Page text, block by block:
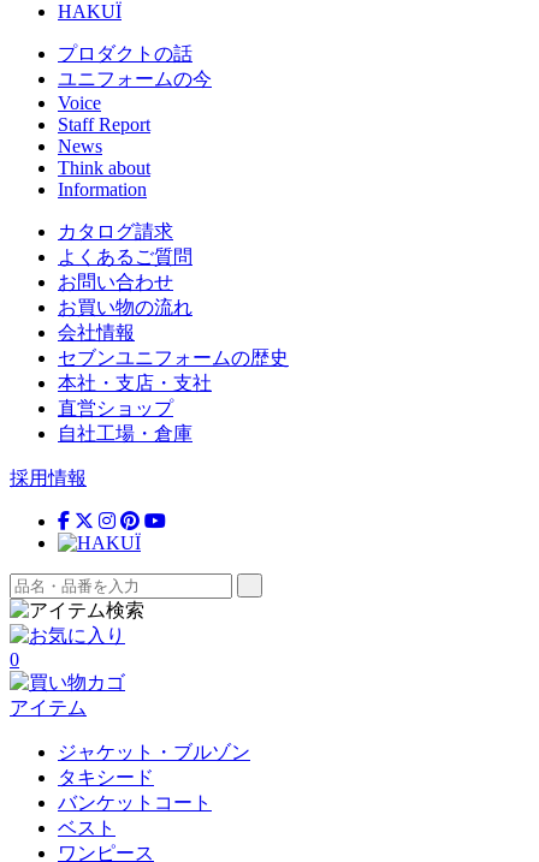
HAKUÏ
プロダクトの話
ユニフォームの今
Voice
Staff Report
News
Think about
Information
カタログ請求
よくあるご質問
お問い合わせ
お買い物の流れ
会社情報
セブンユニフォームの歴史
本社・支店・支社
直営ショップ
自社工場・倉庫
採用情報
0
アイテム
ジャケット・ブルゾン
タキシード
バンケットコート
ベスト
ワンピース